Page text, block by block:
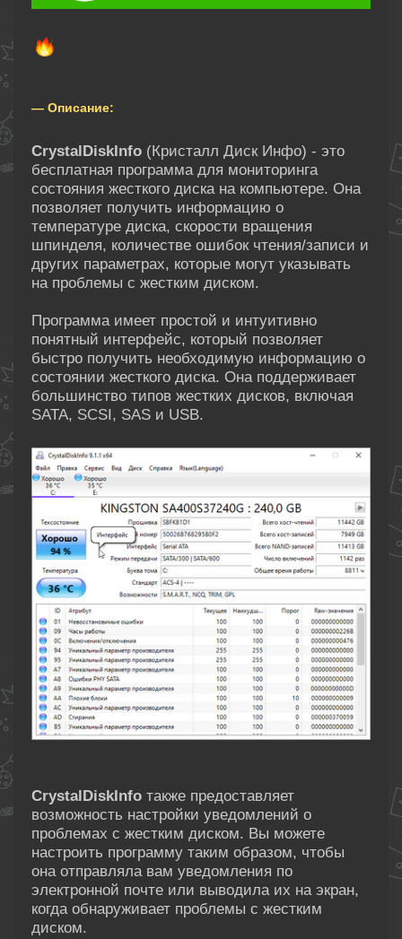
— Описание:
CrystalDiskInfo (Кристалл Диск Инфо) - это
бесплатная программа для мониторинга
состояния жесткого диска на компьютере. Она
позволяет получить информацию о
температуре диска, скорости вращения
шпинделя, количестве ошибок чтения/записи и
других параметрах, которые могут указывать
на проблемы с жестким диском.
Программа имеет простой и интуитивно
понятный интерфейс, который позволяет
быстро получить необходимую информацию о
состоянии жесткого диска. Она поддерживает
большинство типов жестких дисков, включая
SATA, SCSI, SAS и USB.
CrystalDiskInfo также предоставляет
возможность настройки уведомлений о
проблемах с жестким диском. Вы можете
настроить программу таким образом, чтобы
она отправляла вам уведомления по
электронной почте или выводила их на экран,
когда обнаруживает проблемы с жестким
диском.